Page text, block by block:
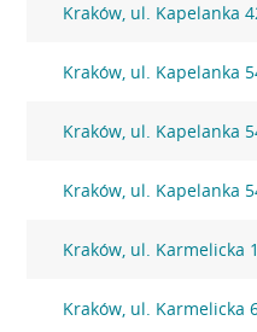
Kraków, ul. Kapelanka
Kraków, ul. Kapelanka
Kraków, ul. Kapelanka
Kraków, ul. Kapelanka
Kraków, ul. Karmelicka
Kraków, ul. Karmelicka